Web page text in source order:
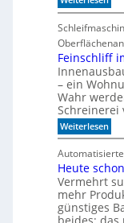
c
h
C
N
C
-
T
e
c
h
n
i
?
V
o
r
f
e
r
t
i
g
u
n
g
u
f
S
c
h
i
Feinschliff
– ein
Wahr
Schreinerei
Weiterlesen:
F
i
n
s
c
h
l
Heute
Vermehrt
mehr
günstiges